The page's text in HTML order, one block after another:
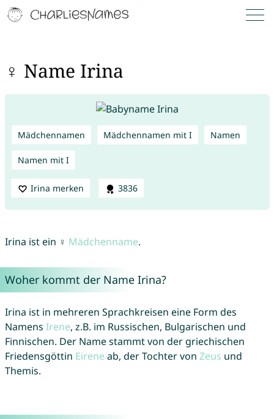
♀ Name Irina
Mädchennamen Mädchennamen mit I Namen
Namen mit I
Irina merken 3836
Irina ist ein ♀ Mädchenname.
Woher kommt der Name Irina?
Irina ist in mehreren Sprachkreisen eine Form des
Namens Irene, z.B. im Russischen, Bulgarischen und
Finnischen. Der Name stammt von der griechischen
Friedensgöttin Eirene ab, der Tochter von Zeus und
Themis.